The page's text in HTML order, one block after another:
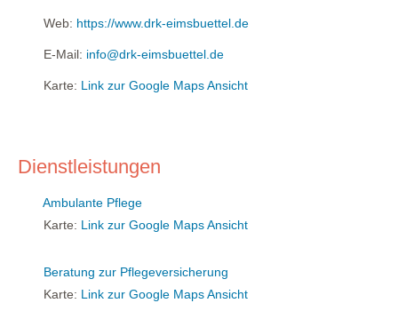
Web: https://www.drk-eimsbuettel.de
E-Mail: info@drk-eimsbuettel.de
Karte: Link zur Google Maps Ansicht
Dienstleistungen
Ambulante Pflege
Karte: Link zur Google Maps Ansicht
Beratung zur Pflegeversicherung
Karte: Link zur Google Maps Ansicht